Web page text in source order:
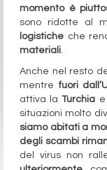
momento è
sono ridotte al
logistiche che
materiali.
Anche nel resto
mentrefuori
attiva laTurchia
situazioni molto
siamo abitati a
degli scambi
del virus non